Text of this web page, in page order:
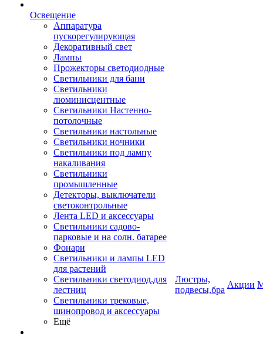
Освещение
Аппаратура
пускорегулирующая
Декоративный свет
Лампы
Прожекторы светодиодные
Светильники для бани
Светильники
люминисцентные
Светильники Настенно-
потолочные
Светильники настольные
Светильники ночники
Светильники под лампу
накаливания
Светильники
промышленные
Детекторы, выключатели
светоконтрольные
Лента LED и аксессуары
Светильники садово-
парковые и на солн. батарее
Фонари
Светильники и лампы LED
для растений
Светильники светодиод.для
лестниц
Светильники трековые,
шинопровод и аксессуары
Ещё
Люстры,
подвесы,бра
Акции